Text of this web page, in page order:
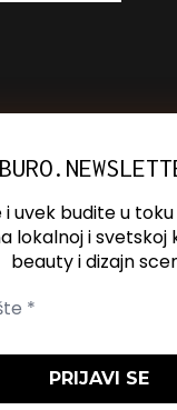
i uvek budite u
lokalnoj i svetskoj
beauty i dizajn